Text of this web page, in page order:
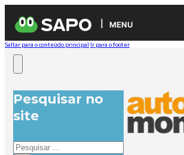
MENU
Saltar para o conteúdo principal Ir para o footer
Pesquisar no
site
Pesquisar